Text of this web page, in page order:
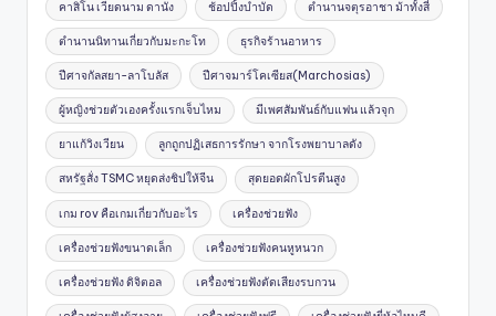
คาสิโน เวียดนาม ดานัง ช้อปปิ้งบำบัด ตำนานจตุรอาชา ม้าทั้งสี่
ตำนานนิทานเกี่ยวกับมะกะโท ธุรกิจร้านอาหาร
ปีศาจกัลสยา-ลาโบลัส ปีศาจมาร์โคเซียส(Marchosias)
ผู้หญิงช่วยตัวเองครั้งแรกเจ็บไหม มีเพศสัมพันธ์กับแฟน แล้วจุก
ยาแก้วิงเวียน ลูกถูกปฏิเสธการรักษา จากโรงพยาบาลดัง
สหรัฐสั่ง TSMC หยุดส่งชิปให้จีน สุดยอดผักโปรตีนสูง
เกม rov คือเกมเกี่ยวกับอะไร เครื่องช่วยฟัง
เครื่องช่วยฟังขนาดเล็ก เครื่องช่วยฟังคนหูหนวก
เครื่องช่วยฟัง ดิจิตอล เครื่องช่วยฟังตัดเสียงรบกวน